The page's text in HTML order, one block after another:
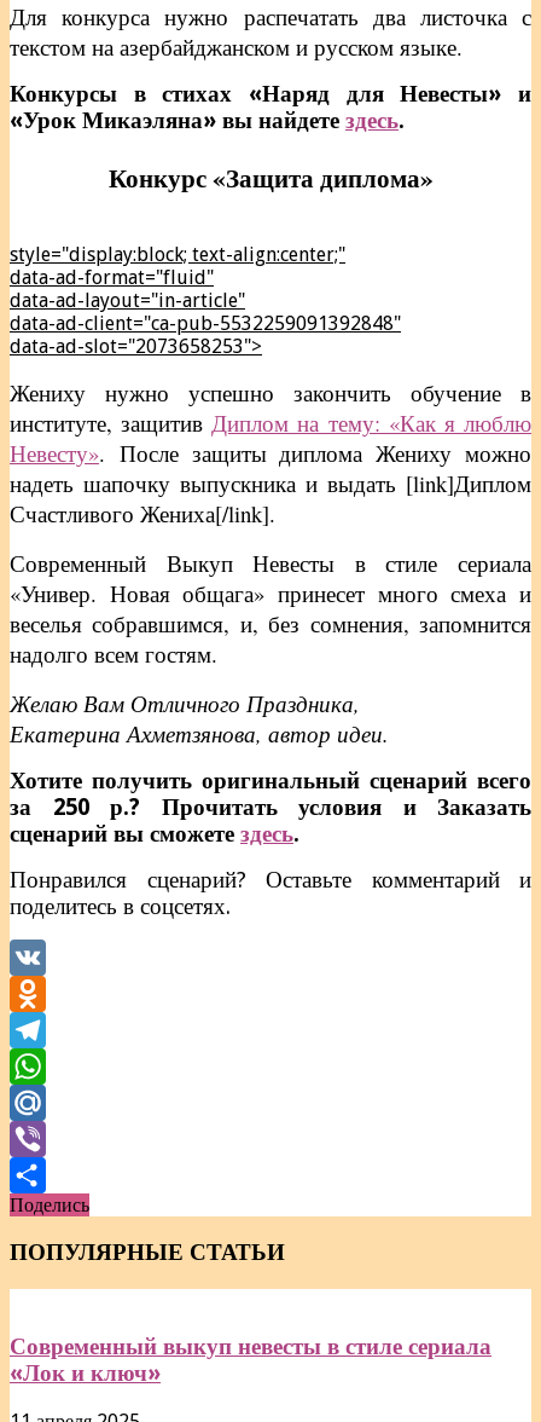
Для конкурса нужно распечатать два листочка с
текстом на азербайджанском и русском языке.
Конкурсы в стихах «Наряд для Невесты» и
«Урок Микаэляна» вы найдете здесь.
Конкурс «Защита диплома»
style="display:block; text-align:center;"
data-ad-format="fluid"
data-ad-layout="in-article"
data-ad-client="ca-pub-5532259091392848"
data-ad-slot="2073658253">
Жениху нужно успешно закончить обучение в
институте, защитивДиплом на тему: «Как я люблю
Невесту». После защиты диплома Жениху можно
надеть шапочку выпускника и выдать [link]Диплом
Счастливого Жениха[/link].
Современный Выкуп Невесты в стиле сериала
«Универ. Новая общага» принесет много смеха и
веселья собравшимся, и, без сомнения, запомнится
надолго всем гостям.
Желаю Вам Отличного Праздника,
Екатерина Ахметзянова, автор идеи.
Хотите получить оригинальный сценарий всего
за 250 р.? Прочитать условия и Заказать
сценарий вы сможете здесь.
Понравился сценарий? Оставьте комментарий и
поделитесь в соцсетях.
VK
Odnoklassniki
Telegram
WhatsApp
Mail.Ru
Viber
Отправить
Поделись
ПОПУЛЯРНЫЕ СТАТЬИ
Современный выкуп невесты в стиле сериала
«Лок и ключ»